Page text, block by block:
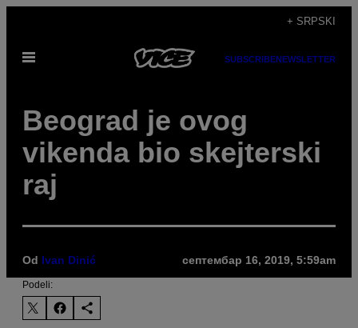
садржај
+ SRPSKI
Otvori
SUBSCRIBENEWSLETTER
Beograd je ovog
vikenda bio skejterski
raj
Od Ivan Dinić септембар 16, 2019, 5:59am
Podeli: